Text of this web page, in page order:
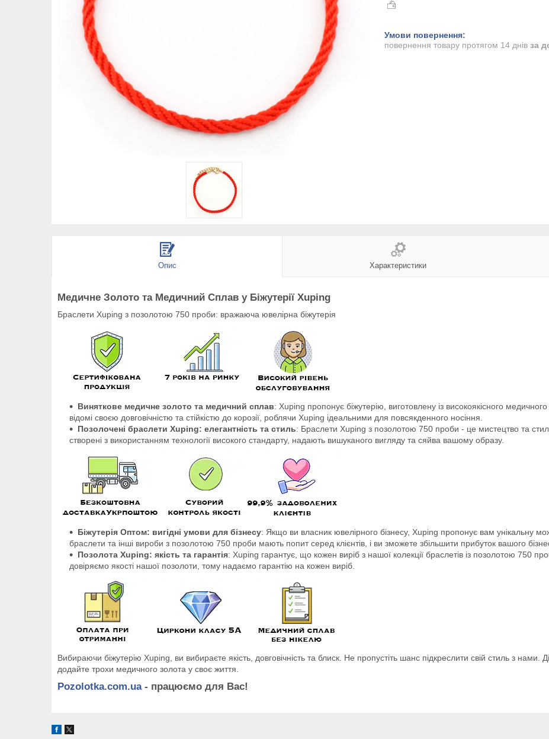
повернення товару протягом 14 днів за
Опис Характеристики
Медичне Золото та Медичний Сплав у Біжутерії Xuping
Браслети Xuping з позолотою 750 проби: вражаюча ювелірна біжутерія
Виняткове медичне золото та медичний сплав: Xuping пропонує біжутерію, виготовлену із високоякісного
відомі своєю довговічністю та стійкістю до корозії, роблячи Xuping ідеальними для повсякденного носіння.
Позолочені браслети Xuping: елегантність та стиль: Браслети Xuping з позолотою 750 проби - це мистецтво та
створені з використанням технології високого стандарту, надають вишуканого вигляду та сяйва вашому образу.
Біжутерія Оптом: вигідні умови для бізнесу: Якщо ви власник ювелірного бізнесу, Xuping пропонує вам унікальну
браслети та інші вироби з позолотою 750 проби мають попит серед клієнтів, і ви зможете збільшити прибуток вашого
Позолота Xuping: якість та гарантія: Xuping гарантує, що кожен виріб з нашої колекції браслетів із позолотою 750
довіряємо якості нашої позолоти, тому надаємо гарантію на кожен виріб.
Вибираючи біжутерію Xuping, ви вибираєте якість, довговічність та блиск. Не пропустіть шанс підкреслити свій стиль з нами.
додайте трохи медичного золота у своє життя.
Pozolotka.com.ua- працюємо для Вас!